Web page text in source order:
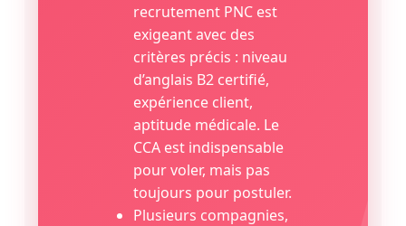
recrutement PNC est
exigeant avec des
critères précis : niveau
d’anglais B2 certifié,
expérience client,
aptitude médicale. Le
CCA est indispensable
pour voler, mais pas
toujours pour postuler.
Plusieurs compagnies,